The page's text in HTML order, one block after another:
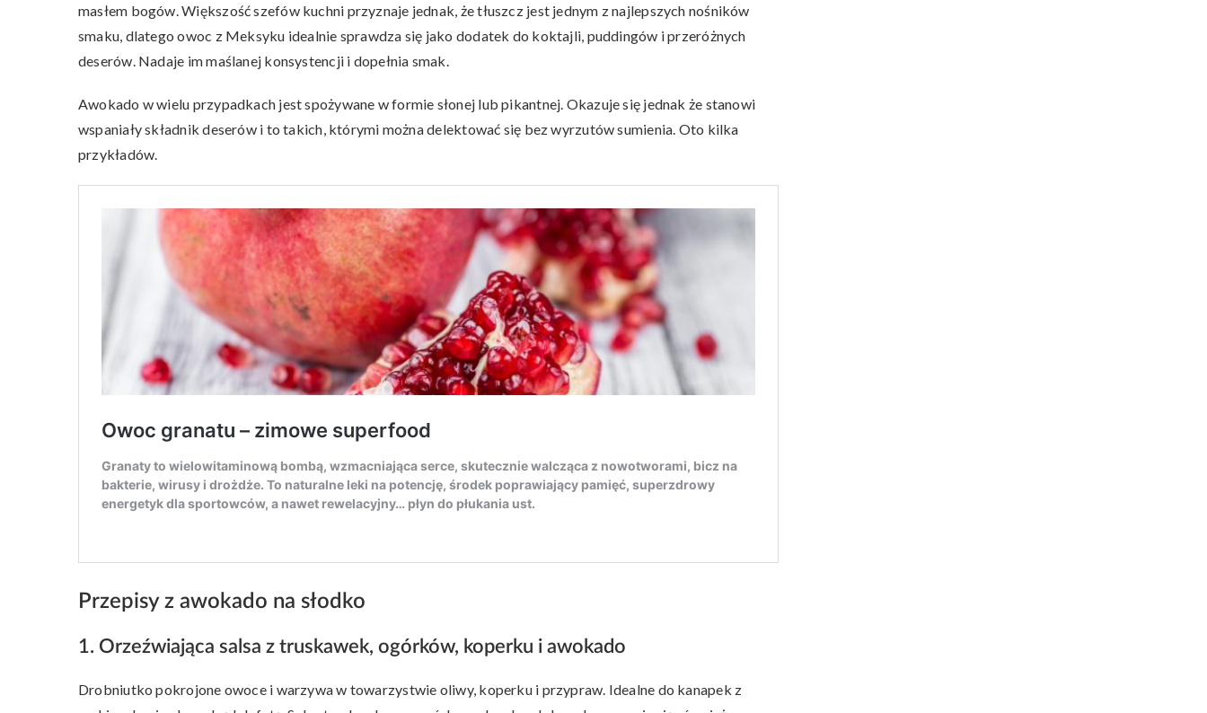
masłem bogów. Większość szefów kuchni przyznaje jednak, że tłuszcz jest jednym z najlepszych nośników
smaku, dlatego owoc z Meksyku idealnie sprawdza się jako dodatek do koktajli, puddingów i przeróżnych
deserów. Nadaje im maślanej konsystencji i dopełnia smak.
Awokado w wielu przypadkach jest spożywane w formie słonej lub pikantnej. Okazuje się jednak że stanowi
wspaniały składnik deserów i to takich, którymi można delektować się bez wyrzutów sumienia. Oto kilka
przykładów.
Przepisy z awokado na słodko
1. Orzeźwiająca salsa z truskawek, ogórków, koperku i awokado
Drobniutko pokrojone owoce i warzywa w towarzystwie oliwy, koperku i przypraw. Idealne do kanapek z